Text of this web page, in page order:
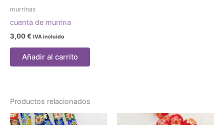
murrinas
cuenta de murrina
3,00€ IVA incluido
Añadir al carrito
Productos relacionados